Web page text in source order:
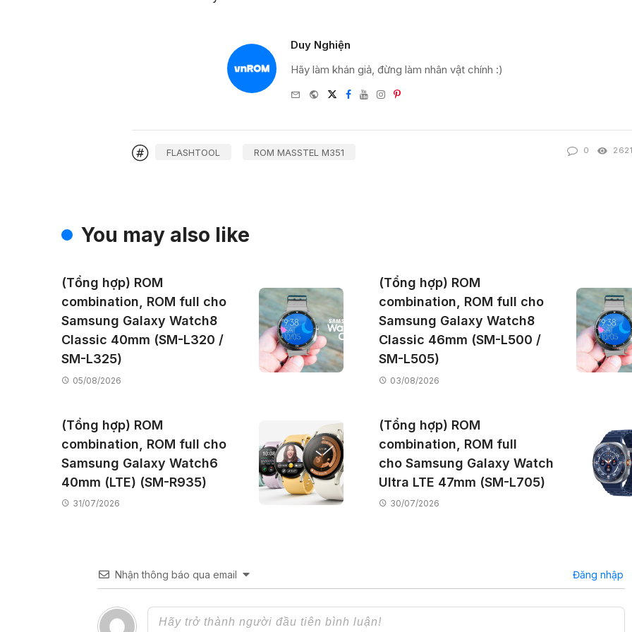
Duy Nghiện
Hãy làm khán giả, đừng làm nhân vật chính :)
e-
WebsiteTwitter
Facebook
YoutubeInstagram
Pinterest
FLASHTOOL ROM MASSTEL M351 0 2621
You may also like
(Tổng hợp) ROM
combination, ROM full cho
Samsung Galaxy Watch8
Classic 40mm (SM-L320 /
SM-L325)
05/08/2026
(Tổng hợp) ROM
combination, ROM full cho
Samsung Galaxy Watch8
Classic 46mm (SM-L500 /
SM-L505)
03/08/2026
(Tổng hợp) ROM
combination, ROM full cho
Samsung Galaxy Watch6
40mm (LTE) (SM-R935)
31/07/2026
(Tổng hợp) ROM
combination, ROM full
cho Samsung Galaxy Watch
Ultra LTE 47mm (SM-L705)
30/07/2026
Nhận thông báo qua email Đăng nhập